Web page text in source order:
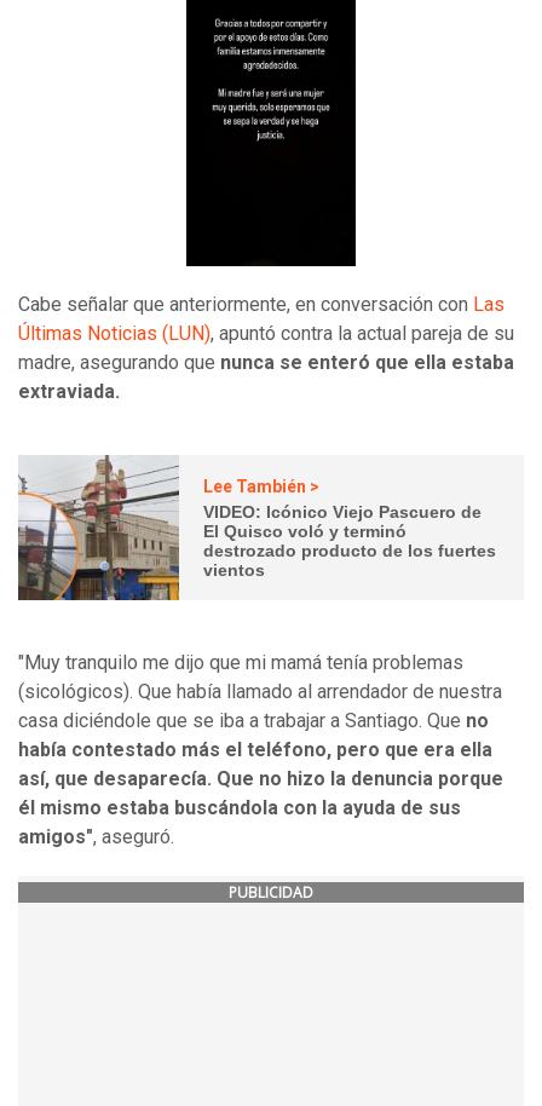
Cabe señalar que anteriormente, en conversación con Las
Últimas Noticias (LUN), apuntó contra la actual pareja de su
madre, asegurando que nunca se enteró que ella estaba
extraviada.
Lee También >
VIDEO: Icónico Viejo Pascuero de
El Quisco voló y terminó
destrozado producto de los fuertes
vientos
"Muy tranquilo me dijo que mi mamá tenía problemas
(sicológicos). Que había llamado al arrendador de nuestra
casa diciéndole que se iba a trabajar a Santiago. Que no
había contestado más el teléfono, pero que era ella
así, que desaparecía. Que no hizo la denuncia porque
él mismo estaba buscándola con la ayuda de sus
amigos", aseguró.
PUBLICIDAD